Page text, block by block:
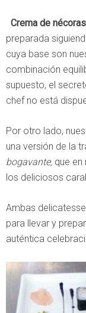
Crema de
preparada
cuya base son
combinación
supuesto, el
chef no está
Por otro lado,
una versión de la
bogavante, que
los deliciosos
Ambas
para llevar y
auténtica